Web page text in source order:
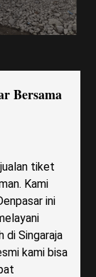
Bersama
tiket
Kami
ini
di Singaraja
kami bisa